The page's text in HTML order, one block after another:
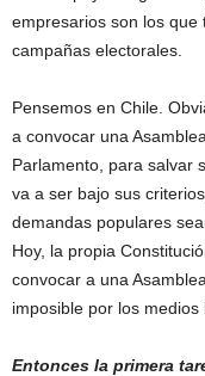
empresarios son los
campañas electorales.
Pensemos en Chile.
a convocar una
Parlamento, para salvar
va a ser bajo sus
demandas populares
Hoy, la propia
convocar a una
imposible por los medios
Entonces la primera